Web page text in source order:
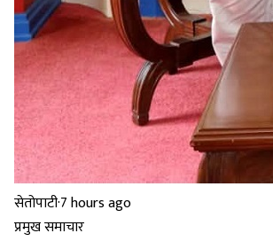
सेतोपाटी·7 hours ago
प्रमुख समाचार